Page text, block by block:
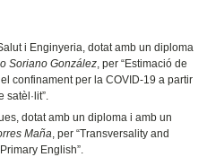
i Enginyeria, dotat amb un diploma
Soriano González, per “Estimació de
confinament per la COVID-19 a partir
satèl·lit”.
dotat amb un diploma i amb un
Maña, per “Transversality and
English”.